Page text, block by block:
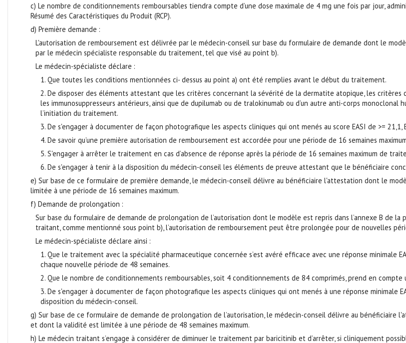
c) Le nombre de conditionnements remboursables tiendra compte d’une dose maximale de 4 mg une fois par jour,
Résumé des Caractéristiques du Produit (RCP).
d) Première demande :
L'autorisation de remboursement est délivrée par le médecin-conseil sur base du formulaire de demande dont le
par le médecin spécialiste responsable du traitement, tel que visé au point b).
Le médecin-spécialiste déclare :
1. Que toutes les conditions mentionnées ci- dessus au point a) ont été remplies avant le début du traitement.
2. De disposer des éléments attestant que les critères concernant la sévérité de la dermatite atopique, les
les immunosuppresseurs antérieurs, ainsi que de dupilumab ou de tralokinumab ou d’un autre anti-corps
l’initiation du traitement.
3. De s'engager à documenter de façon photografique les aspects cliniques qui ont menés au score EASI de >=
4. De savoir qu’une première autorisation de remboursement est accordée pour une période de 16 semaines
5. S'engager à arrêter le traitement en cas d’absence de réponse après la période de 16 semaines maximum de
6. De s'engager à tenir à la disposition du médecin-conseil les éléments de preuve attestant que le bénéficiaire
e) Sur base de ce formulaire de première demande, le médecin-conseil délivre au bénéficiaire l'attestation dont le
limitée à une période de 16 semaines maximum.
f) Demande de prolongation :
Sur base du formulaire de demande de prolongation de l’autorisation dont le modèle est repris dans l’annexe B de
traitant, comme mentionné sous point b), l’autorisation de remboursement peut être prolongée pour de nouvelles
Le médecin-spécialiste déclare ainsi :
1. Que le traitement avec la spécialité pharmaceutique concernée s’est avéré efficace avec une réponse minimale
chaque nouvelle période de 48 semaines.
2. Que le nombre de conditionnements remboursables, soit 4 conditionnements de 84 comprimés, prend en compte
3. De s'engager à documenter de façon photografique les aspects cliniques qui ont menés à une réponse
disposition du médecin-conseil.
g) Sur base de ce formulaire de demande de prolongation de l’autorisation, le médecin-conseil délivre au bénéficiaire
et dont la validité est limitée à une période de 48 semaines maximum.
h) Le médecin traitant s’engage à considérer de diminuer le traitement par baricitinib et d’arrêter, si cliniquement